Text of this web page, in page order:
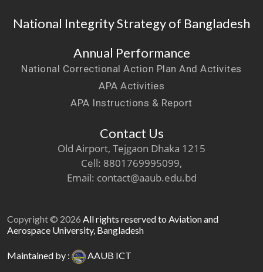
National Integrity Strategy of Bangladesh
Annual Performance
National Correctional Action Plan And Activites
APA Activities
APA Instructions & Report
Contact Us
Old Airport, Tejgaon Dhaka 1215
Cell: 8801769995099,
Email: contact@aaub.edu.bd
Copyright © 2026 All rights reserved to Aviation and
Aerospace University, Bangladesh
Maintained by : AAUB ICT